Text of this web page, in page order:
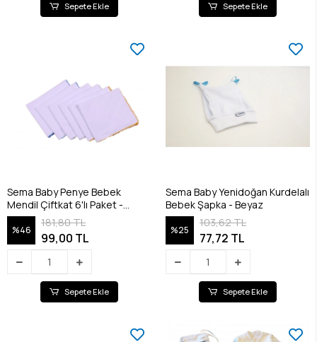
Sepete Ekle Sepete Ekle
Sema Baby Penye Bebek
Mendil Çiftkat 6'lı Paket -
RENKLİ
%46
181,80 TL
99,00 TL
Sepete Ekle
Sema Baby Yenidoğan Kurdelalı
Bebek Şapka - Beyaz
%25
103,62 TL
77,72 TL
Sepete Ekle